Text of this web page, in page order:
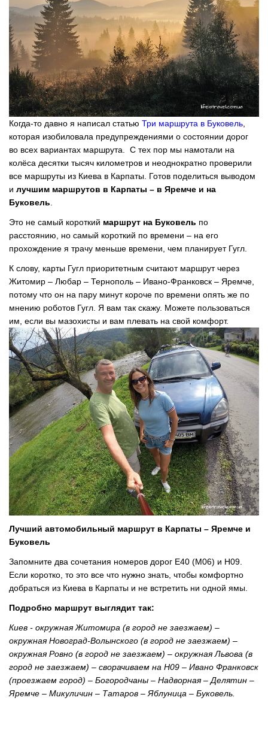
Когда-то давно я написал статью Три маршрута в Буковель,
которая изобиловала предупреждениями о состоянии дорог
во всех вариантах маршрута. С тех пор мы намотали на
колёса десятки тысяч километров и неоднократно проверили
все маршруты из Киева в Карпаты. Готов поделиться выводом
и лучшим маршрутов в Карпаты – в Яремче и на
Буковель.
Это не самый короткий маршрут на Буковель по
расстоянию, но самый короткий по времени – на его
прохождение я трачу меньше времени, чем планирует Гугл.
К слову, карты Гугл приоритетным считают маршрут через
Житомир – Любар – Тернополь – Ивано-Франковск – Яремче,
потому что он на пару минут короче по времени опять же по
мнению роботов Гугл. Я вам так скажу. Можете пользоваться
им, если вы мазохисты и вам плевать на свой комфорт.
Лучший автомобильный маршрут в Карпаты – Яремче и
Буковель
Запомните два сочетания номеров дорог E40 (M06) и Н09.
Если коротко, то это все что нужно знать, чтобы комфортно
добраться из Киева в Карпаты и не встретить ни одной ямы.
Подробно маршрут выглядит так:
Киев - окружная Житомира (в город не заезжаем) –
окружная Новоград-Волынского (в город не заезжаем) –
окружная Ровно (в город не заезжаем) – окружная Львова (в
город не заезжаем) – сворачиваем на H09 – Ивано Франковск
(проезжаем город) – Богородчаны – Надворная – Делятин –
Яремче – Микуличин – Татаров – Яблуница – Буковель.